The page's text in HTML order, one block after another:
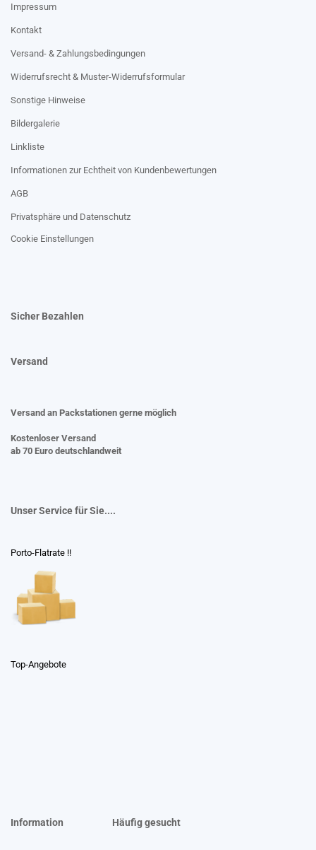
Impressum
Kontakt
Versand- & Zahlungsbedingungen
Widerrufsrecht & Muster-Widerrufsformular
Sonstige Hinweise
Bildergalerie
Linkliste
Informationen zur Echtheit von Kundenbewertungen
AGB
Privatsphäre und Datenschutz
Cookie Einstellungen
Sicher Bezahlen
Versand
Versand an Packstationen gerne möglich
Kostenloser Versand
ab 70 Euro deutschlandweit
Unser Service für Sie....
Porto-Flatrate !!
Top-Angebote
Information Häufig gesucht